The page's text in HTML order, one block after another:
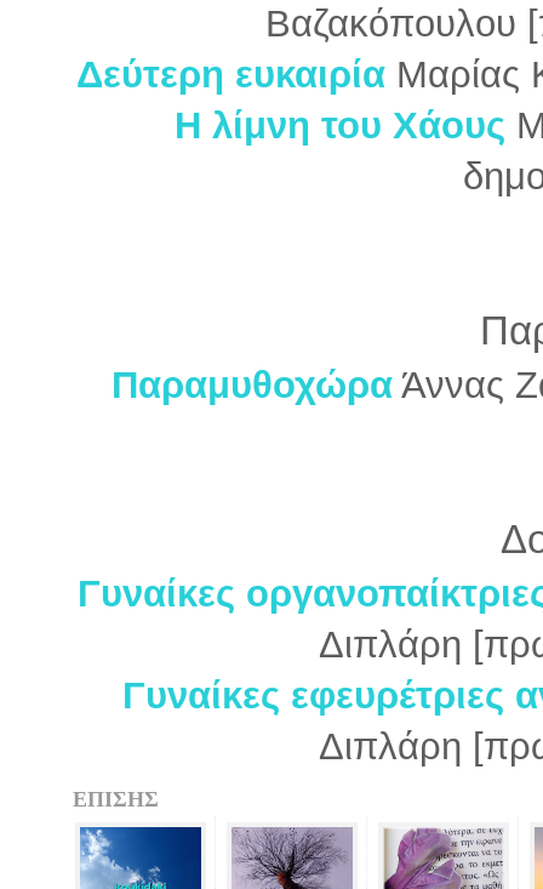
Βαζακόπουλου
Δεύτερη ευκαιρία Μαρίας
Η λίμνη του Χάους
ΠαραμυθοχώραΆννας
Γυναίκες
Διπλάρη
Γυναίκες εφευρέτριες
Διπλάρη
ΕΠΙΣΗΣ